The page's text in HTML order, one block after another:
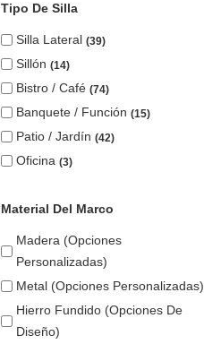
Tipo De Silla
Silla Lateral 39
Sillón 14
Bistro / Café 74
Banquete / Función 15
Patio / Jardín 42
Oficina 3
Material Del Marco
Madera (opciones
Personalizadas)
Metal (opciones Personalizadas)
Hierro Fundido (opciones De
Diseño)